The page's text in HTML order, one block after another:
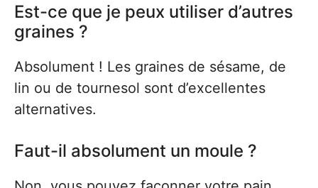
Est-ce que je peux utiliser d’autres
graines ?
Absolument ! Les graines de sésame, de
lin ou de tournesol sont d’excellentes
alternatives.
Faut-il absolument un moule ?